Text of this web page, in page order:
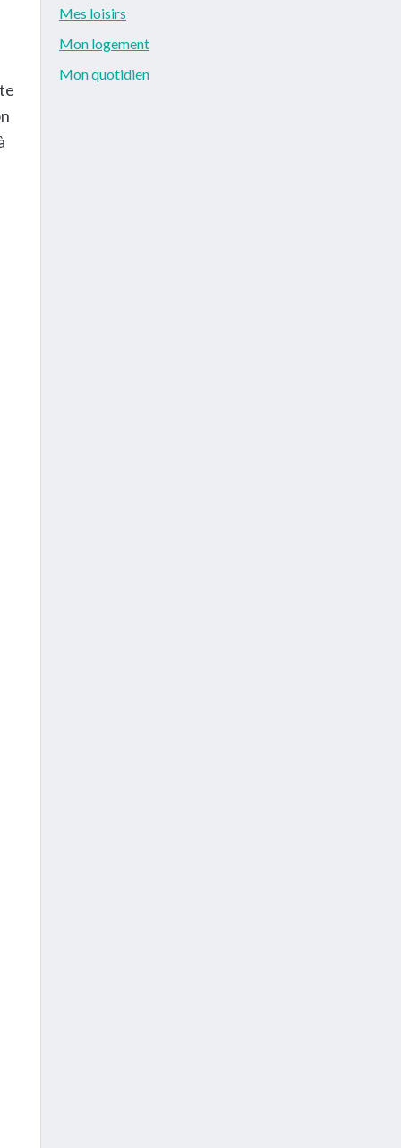
Mes loisirs
Mon logement
Mon quotidien